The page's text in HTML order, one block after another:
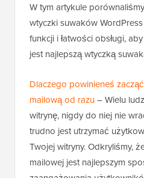
W tym artykule
wtyczki suwaków
funkcji i łatwości obsługi,
jest najlepszą wtyczką
Dlaczego powinieneś
mailową od razu– Wielu
witrynę, nigdy do niej nie
trudno jest utrzymać
Twojej witryny. Odkryliśmy,
mailowej jest najlepszym